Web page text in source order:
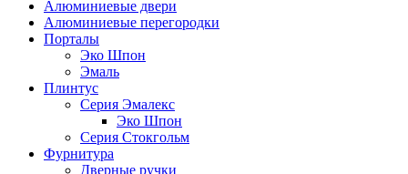
Алюминиевые двери
Алюминиевые перегородки
Порталы
Эко Шпон
Эмаль
Плинтус
Серия Эмалекс
Эко Шпон
Серия Стокгольм
Фурнитура
Дверные ручки